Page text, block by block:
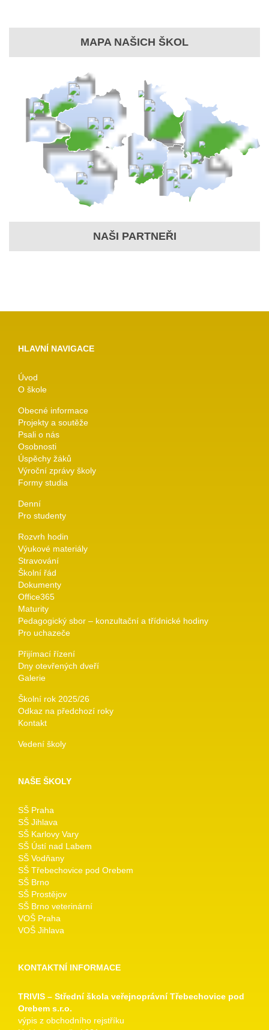
MAPA NAŠICH ŠKOL
NAŠI PARTNEŘI
HLAVNÍ NAVIGACE
Úvod
O škole
Obecné informace
Projekty a soutěže
Psali o nás
Osobnosti
Úspěchy žáků
Výroční zprávy školy
Formy studia
Denní
Pro studenty
Rozvrh hodin
Výukové materiály
Stravování
Školní řád
Dokumenty
Office365
Maturity
Pedagogický sbor – konzultační a třídnické hodiny
Pro uchazeče
Přijímací řízení
Dny otevřených dveří
Galerie
Školní rok 2025/26
Odkaz na předchozí roky
Kontakt
Vedení školy
NAŠE ŠKOLY
SŠ Praha
SŠ Jihlava
SŠ Karlovy Vary
SŠ Ústí nad Labem
SŠ Vodňany
SŠ Třebechovice pod Orebem
SŠ Brno
SŠ Prostějov
SŠ Brno veterinární
VOŠ Praha
VOŠ Jihlava
KONTAKTNÍ INFORMACE
TRIVIS – Střední škola veřejnoprávní Třebechovice pod
Orebem s.r.o.
výpis z obchodního rejstříku